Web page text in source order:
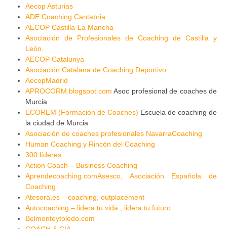
Aecop Asturias
ADE Coaching Cantabria
AECOP Castilla-La Mancha
Asociación de Profesionales de Coaching de Castilla y
León.
AECOP Catalunya
Asociación Catalana de Coaching Deportivo
AecopMadrid
APROCORM.blogspot.com Asoc profesional de coaches de
Murcia
ECOREM (Formación de Coaches) Escuela de coaching de
la ciudad de Murcia
Asociación de coaches profesionales NavarraCoaching
Human Coaching y Rincón del Coaching
300 líderes
Action Coach – Business Coaching
Aprendecoaching.comAsesco, Asociación Española de
Coaching
Atesora.es – coaching, outplacement
Autocoaching – lidera tu vida , lidera tu futuro
Belmonteytoledo.com